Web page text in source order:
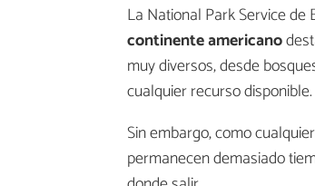
La National Park Service
continente americano
muy diversos, desde
cualquier recurso disponible.
Sin embargo, como
permanecen demasiado